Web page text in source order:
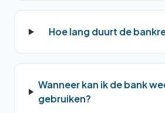
Hoe lang duurt de
Wanneer kan ik de bank
gebruiken?